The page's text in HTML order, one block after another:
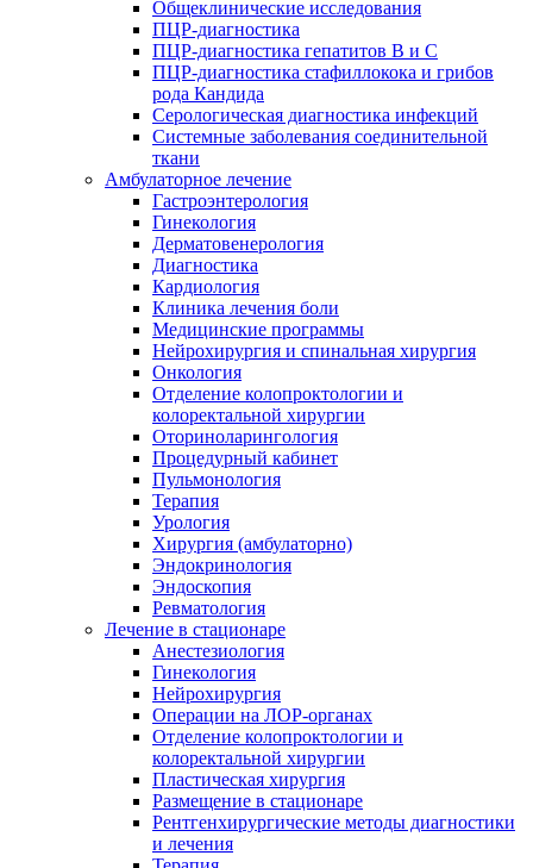
Общеклинические исследования
ПЦР-диагностика
ПЦР-диагностика гепатитов B и C
ПЦР-диагностика стафиллокока и грибов
рода Кандида
Серологическая диагностика инфекций
Системные заболевания соединительной
ткани
Амбулаторное лечение
Гастроэнтерология
Гинекология
Дерматовенерология
Диагностика
Кардиология
Клиника лечения боли
Медицинские программы
Нейрохирургия и спинальная хирургия
Онкология
Отделение колопроктологии и
колоректальной хирургии
Оториноларингология
Процедурный кабинет
Пульмонология
Терапия
Урология
Хирургия (амбулаторно)
Эндокринология
Эндоскопия
Ревматология
Лечение в стационаре
Анестезиология
Гинекология
Нейрохирургия
Операции на ЛОР-органах
Отделение колопроктологии и
колоректальной хирургии
Пластическая хирургия
Размещение в стационаре
Рентгенхирургические методы диагностики
и лечения